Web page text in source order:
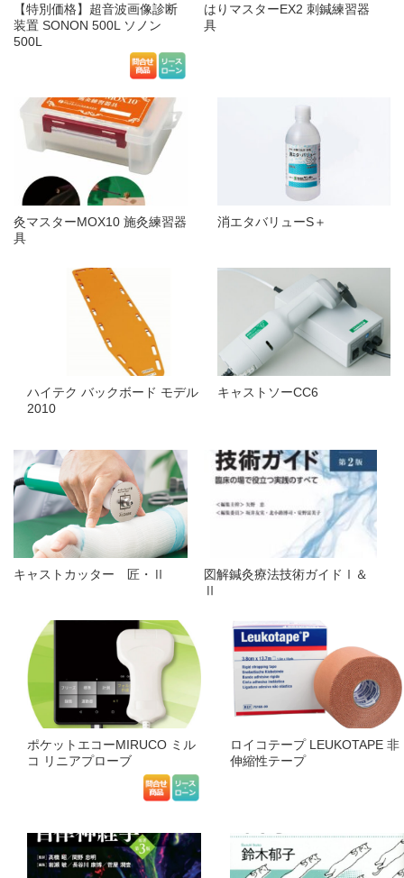
【特別価格】超音波画像診断
装置 SONON 500L ソノン
500L
はりマスターEX2 刺鍼練習器
具
灸マスターMOX10 施灸練習器
具
消エタバリューS＋
ハイテク バックボード モデル
2010
キャストソーCC6
キャストカッター 匠・Ⅱ
図解鍼灸療法技術ガイドⅠ＆
Ⅱ
ポケットエコーMIRUCO ミル
コ リニアプローブ
ロイコテープ LEUKOTAPE 非
伸縮性テープ